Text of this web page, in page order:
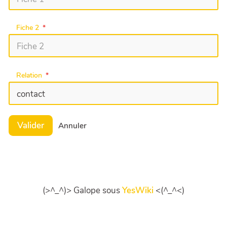
Fiche 2
Relation
Valider Annuler
(>^_^)> Galope sousYesWiki <(^_^<)